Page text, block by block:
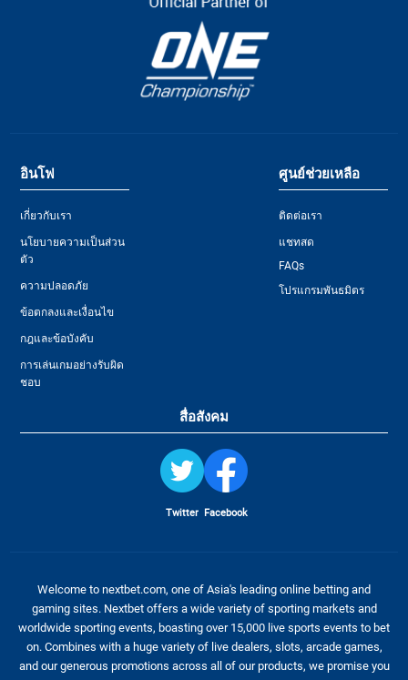
อินโฟ
เกี่ยวกับเรา
นโยบายความเป็นส่วน
ตัว
ความปลอดภัย
ข้อตกลงและเงื่อนไข
กฎและข้อบังคับ
การเล่นเกมอย่างรับผิด
ชอบ
ศูนย์ช่วยเหลือ
ติดต่อเรา
แชทสด
FAQs
โปรแกรมพันธมิตร
สื่อสังคม
Twitter Facebook
Welcome to nextbet.com, one of Asia's leading online betting and
gaming sites. Nextbet offers a wide variety of sporting markets and
worldwide sporting events, boasting over 15,000 live sports events to bet
on. Combines with a huge variety of live dealers, slots, arcade games,
and our generous promotions across all of our products, we promise you